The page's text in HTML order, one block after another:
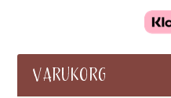
VARUKORG